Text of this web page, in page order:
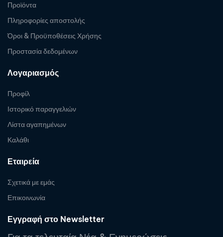
Προϊόντα
Πληροφορίες αποστολής
Όροι & Προϋποθέσεις Χρήσης
Προστασία δεδομένων
Λογαριασμός
Προφίλ
Ιστορικό παραγγελιών
Λίστα αγαπημένων
Καλάθι
Εταιρεία
Σχετικά με εμάς
Επικοινωνία
Εγγραφή στο Newsletter